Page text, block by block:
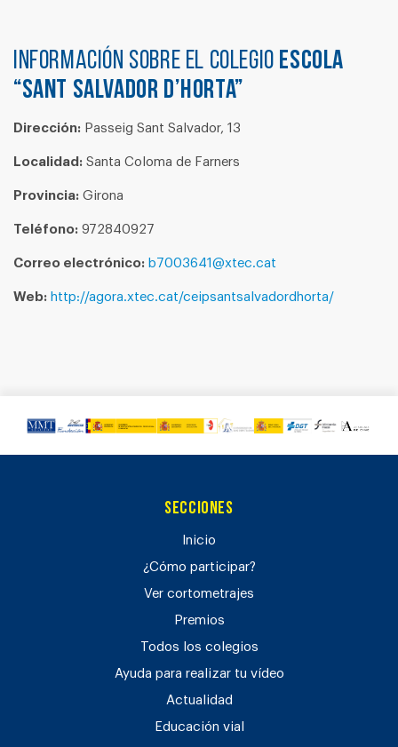
Información sobre el colegio ESCOLA
“SANT SALVADOR D’HORTA”
Dirección: Passeig Sant Salvador, 13
Localidad: Santa Coloma de Farners
Provincia: Girona
Teléfono: 972840927
Correo electrónico: b7003641@xtec.cat
Web: http://agora.xtec.cat/ceipsantsalvadordhorta/
Secciones
Inicio
¿Cómo participar?
Ver cortometrajes
Premios
Todos los colegios
Ayuda para realizar tu vídeo
Actualidad
Educación vial